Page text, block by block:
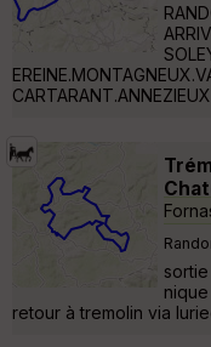
retour à tremolin via